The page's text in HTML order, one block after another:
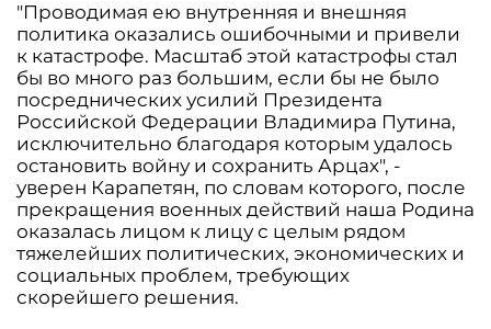
"Проводимая ею внутренняя и внешняя
политика оказались ошибочными и привели
к катастрофе. Масштаб этой катастрофы стал
бы во много раз большим, если бы не было
посреднических усилий Президента
Российской Федерации Владимира Путина,
исключительно благодаря которым удалось
остановить войну и сохранить Арцах", -
уверен Карапетян, по словам которого, после
прекращения военных действий наша Родина
оказалась лицом к лицу с целым рядом
тяжелейших политических, экономических и
социальных проблем, требующих
скорейшего решения.